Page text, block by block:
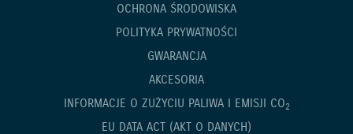
OCHRONA ŚRODOWISKA
POLITYKA PRYWATNOŚCI
GWARANCJA
AKCESORIA
INFORMACJE O ZUŻYCIU PALIWA I EMISJI CO2
EU DATA ACT (AKT O DANYCH)